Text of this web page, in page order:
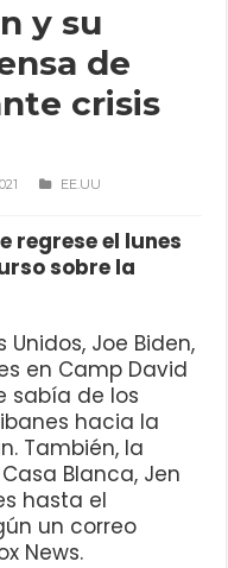
y su
de
crisis
EE.UU
regrese el lunes
sobre la
Unidos, Joe Biden,
en Camp David
sabía de los
hacia la
También, la
Blanca, Jen
hasta el
un correo
News.